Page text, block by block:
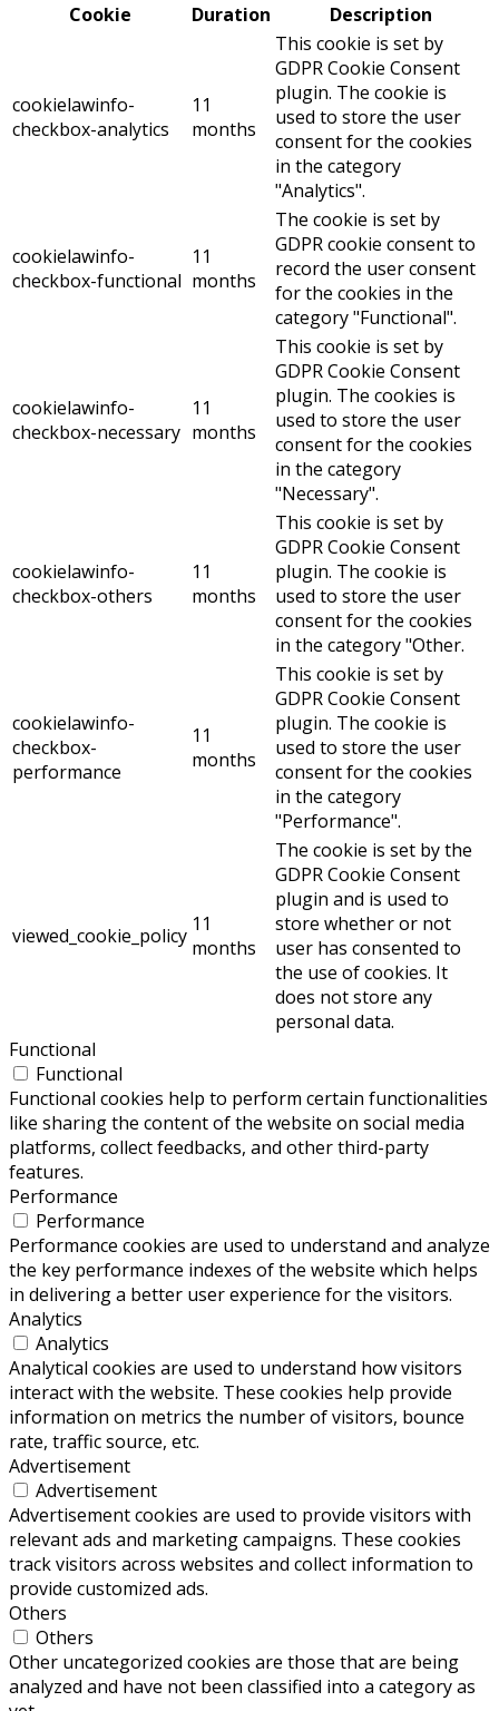
Cookie
Duration Description
cookielawinfo-
checkbox-analytics
11
months
This cookie is set by
GDPR Cookie Consent
plugin. The cookie is
used to store the user
consent for the cookies
in the category
"Analytics".
cookielawinfo-
checkbox-functional
11
months
The cookie is set by
GDPR cookie consent to
record the user consent
for the cookies in the
category "Functional".
cookielawinfo-
checkbox-necessary
11
months
This cookie is set by
GDPR Cookie Consent
plugin. The cookies is
used to store the user
consent for the cookies
in the category
"Necessary".
cookielawinfo-
checkbox-others
11
months
This cookie is set by
GDPR Cookie Consent
plugin. The cookie is
used to store the user
consent for the cookies
in the category "Other.
cookielawinfo-
checkbox-
performance
11
months
This cookie is set by
GDPR Cookie Consent
plugin. The cookie is
used to store the user
consent for the cookies
in the category
"Performance".
viewed_cookie_policy 11
months
The cookie is set by the
GDPR Cookie Consent
plugin and is used to
store whether or not
user has consented to
the use of cookies. It
does not store any
personal data.
Functional
Functional
Functional cookies help to perform certain functionalities
like sharing the content of the website on social media
platforms, collect feedbacks, and other third-party
features.
Performance
Performance
Performance cookies are used to understand and analyze
the key performance indexes of the website which helps
in delivering a better user experience for the visitors.
Analytics
Analytics
Analytical cookies are used to understand how visitors
interact with the website. These cookies help provide
information on metrics the number of visitors, bounce
rate, traffic source, etc.
Advertisement
Advertisement
Advertisement cookies are used to provide visitors with
relevant ads and marketing campaigns. These cookies
track visitors across websites and collect information to
provide customized ads.
Others
Others
Other uncategorized cookies are those that are being
analyzed and have not been classified into a category as